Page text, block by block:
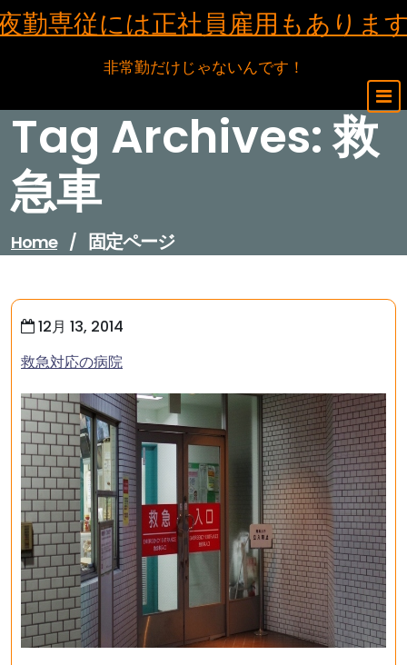
Skip
to 勤専従には正社員雇用もありま
非常勤だけじゃないんです！
Tag Archives: 救
急車
Home / 固定ページ
12月 13, 2014
救急対応の病院